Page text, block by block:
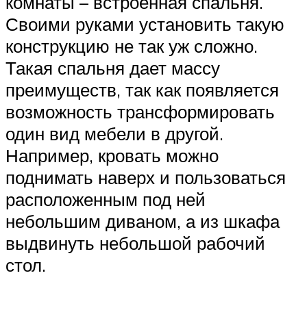
Своими руками установить такую
конструкцию не так уж сложно.
Такая спальня дает массу
преимуществ, так как появляется
возможность трансформировать
один вид мебели в другой.
Например, кровать можно
поднимать наверх и пользоваться
расположенным под ней
небольшим диваном, а из шкафа
выдвинуть небольшой рабочий
стол.